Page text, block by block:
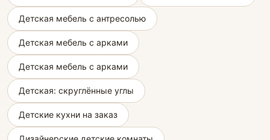
Детская мебель с антресолью
Детская мебель с арками
Детская мебель с арками
Детская: скруглённые углы
Детские кухни на заказ